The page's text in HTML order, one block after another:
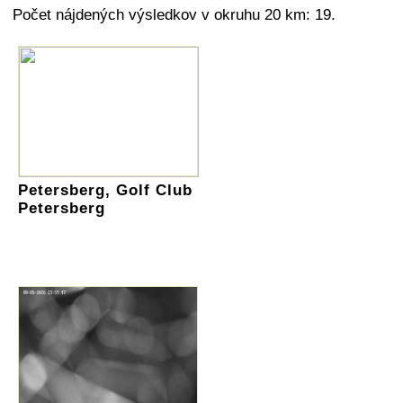
Počet nájdených výsledkov v okruhu 20 km: 19.
Petersberg, Golf Club
Petersberg